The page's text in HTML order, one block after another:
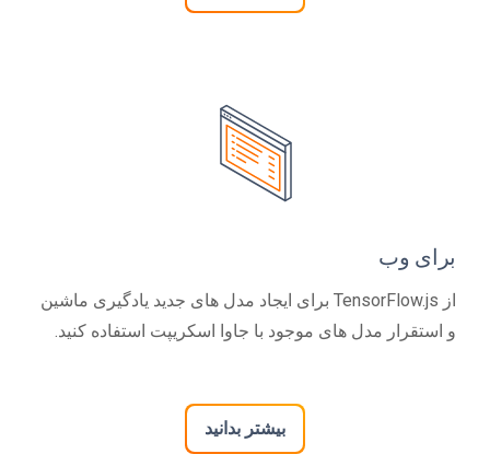
برای وب
از TensorFlow.js برای ایجاد مدل های جدید یادگیری ماشین
و استقرار مدل های موجود با جاوا اسکریپت استفاده کنید.
بیشتر بدانید